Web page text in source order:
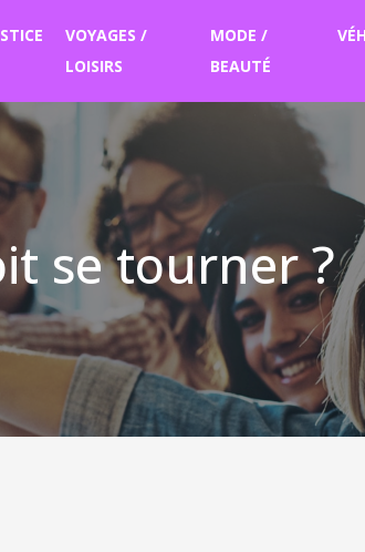
VOYAGES /
LOISIRS
MODE /
BEAUTÉ
se tourner ?